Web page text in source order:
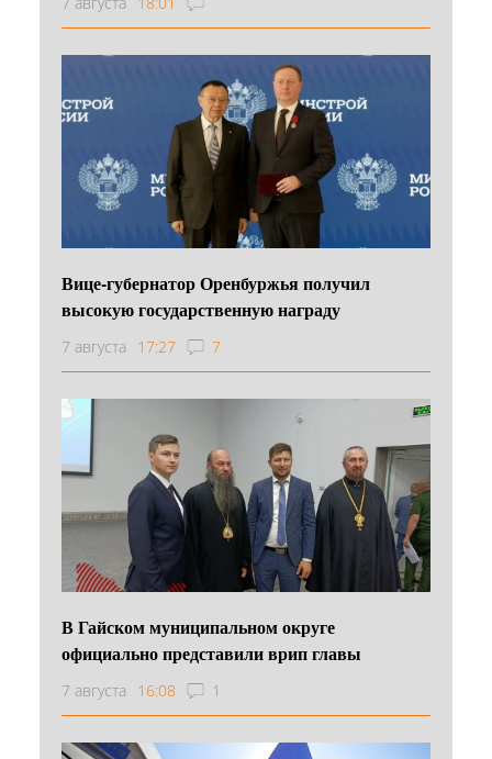
Вице-губернатор Оренбуржья получил
высокую государственную награду
7 августа 17:27 7
В Гайском муниципальном округе
официально представили врип главы
7 августа 16:08 1